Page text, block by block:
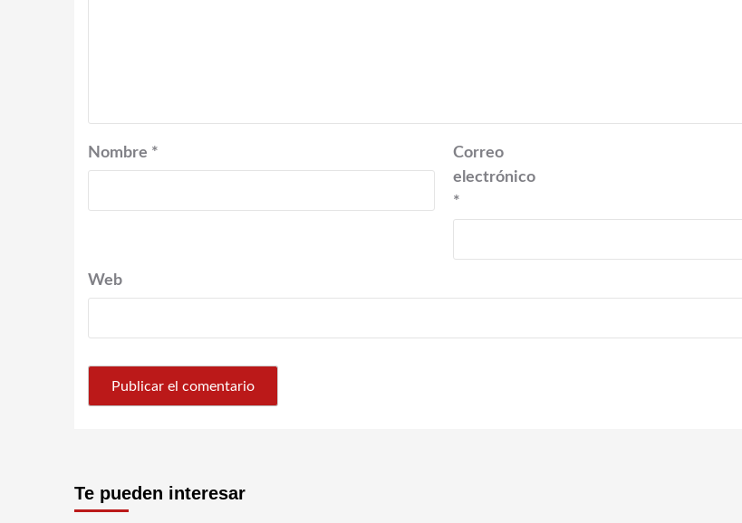
Nombre *
Correo
electrónico
*
Web
Te pueden interesar